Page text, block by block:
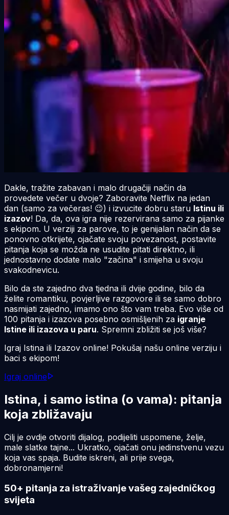
Dakle, tražite zabavan i malo drugačiji način da
provedete večer u dvoje? Zaboravite Netflix na jedan
dan (samo za večeras! 😉) i izvucite dobru staru Istinu ili
izazov! Da, da, ova igra nije rezervirana samo za pijanke
s ekipom. U verziji za parove, to je genijalan način da se
ponovno otkrijete, ojačate svoju povezanost, postavite
pitanja koja se možda ne usudite pitati direktno, ili
jednostavno dodate malo "začina" i smijeha u svoju
svakodnevicu.
Bilo da ste zajedno dva tjedna ili dvije godine, bilo da
želite romantiku, povjerljive razgovore ili se samo dobro
nasmijati zajedno, imamo ono što vam treba. Evo više od
100 pitanja i izazova posebno osmišljenih za igranje
Istine ili izazova u paru. Spremni zbližiti se još više?
Igraj Istina ili Izazov online! Pokušaj našu online verziju i
baci s ekipom!
Igraj online
Istina, i samo istina (o vama): pitanja
koja zbližavaju
Cilj je ovdje otvoriti dijalog, podijeliti uspomene, želje,
male slatke tajne... Ukratko, ojačati onu jedinstvenu vezu
koja vas spaja. Budite iskreni, ali prije svega,
dobronamjerni!
50+ pitanja za istraživanje vašeg zajedničkog
svijeta